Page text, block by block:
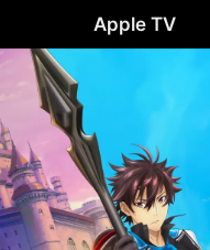
Apple TV